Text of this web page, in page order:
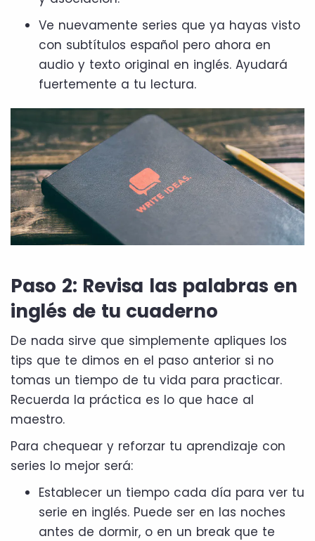
Ve nuevamente series que ya hayas visto
con subtítulos español pero ahora en
audio y texto original en inglés. Ayudará
fuertemente a tu lectura.
Paso 2: Revisa las palabras en
inglés de tu cuaderno
De nada sirve que simplemente apliques los
tips que te dimos en el paso anterior si no
tomas un tiempo de tu vida para practicar.
Recuerda la práctica es lo que hace al
maestro.
Para chequear y reforzar tu aprendizaje con
series lo mejor será:
Establecer un tiempo cada día para ver tu
serie en inglés. Puede ser en las noches
antes de dormir, o en un break que te